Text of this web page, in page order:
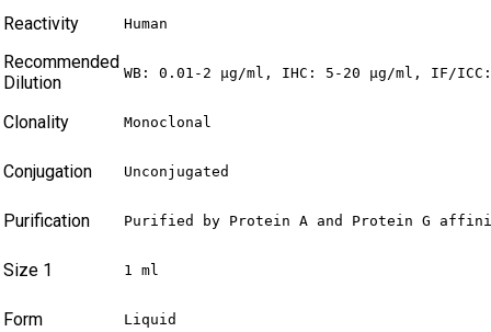
Reactivity Human
Recommended
Dilution
WB: 0.01-2 µg/ml, IHC: 5-20 µg/ml, IF/
Clonality Monoclonal
Conjugation Unconjugated
Purification Purified by Protein A and Protein G
Size 1 1 ml
Form Liquid